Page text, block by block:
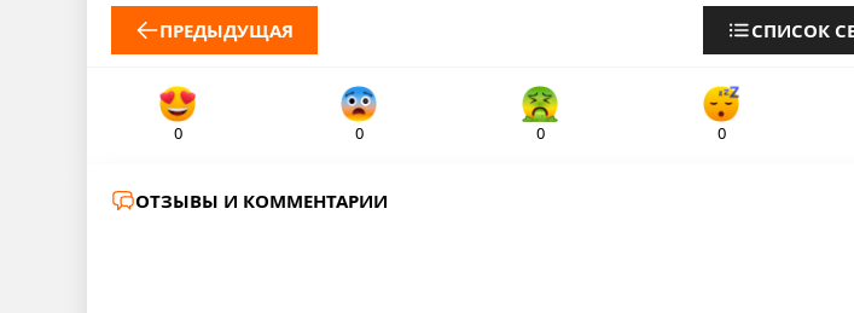
ПРЕДЫДУЩАЯ СПИСОК
0 0 0 0
ОТЗЫВЫ И КОММЕНТАРИИ